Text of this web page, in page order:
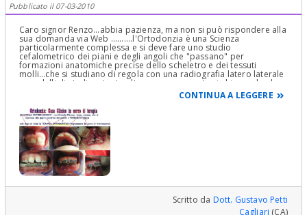
Pubblicato il 07-03-2010
Caro signor Renzo...abbia pazienza, ma non si può rispondere alla
sua domanda via Web ..........l'Ortodonzia è una Scienza
particolarmente complessa e si deve fare uno studio
cefalometrico dei piani e degli angoli che "passano" per
formazioni anatomiche precise dello scheletro e dei tessuti
molli...che si studiano di regola con una radiografia latero laterale
...modelli di studio e tanto altro ancora...questo si chiama check up
ortodontico che è il solo che permette di fare una corretta
diagnosi ed impostare una altrettanto corretta terapia...
Cordialmente, Gustavo Petti, Parodontologo in Cagliari,
Ortodonzia e Pedodonzia (la figlia Claudia Petti)
CONTINUA A LEGGERE
Scritto da Dott. Gustavo Petti
Cagliari (CA)